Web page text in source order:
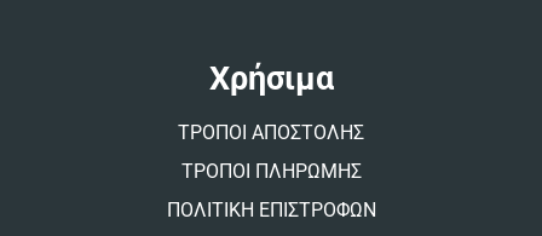
Χρήσιμα
ΤΡΟΠΟΙ ΑΠΟΣΤΟΛΗΣ
ΤΡΟΠΟΙ ΠΛΗΡΩΜΗΣ
ΠΟΛΙΤΙΚΗ ΕΠΙΣΤΡΟΦΩΝ